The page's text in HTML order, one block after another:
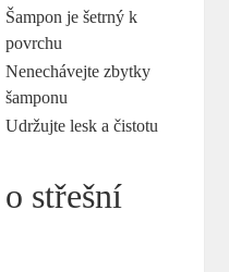
Šampon je šetrný k
povrchu
Nenechávejte zbytky
šamponu
Udržujte lesk a čistotu
střešní